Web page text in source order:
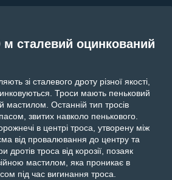
сталевий оцинкований
зі сталевого дроту різної якості,
Троси мають пеньковий
мастилом. Останній тип тросів
звитих навколо пенькового.
в центрі троса, утворену між
від провалювання до центру та
дротів троса від корозії, позаяк
мастилом, яка проникає в
під час вигинання троса.